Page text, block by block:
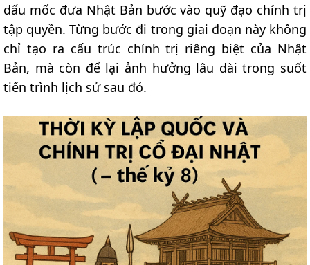
dấu mốc đưa Nhật Bản bước vào quỹ đạo chính trị
tập quyền. Từng bước đi trong giai đoạn này không
chỉ tạo ra cấu trúc chính trị riêng biệt của Nhật
Bản, mà còn để lại ảnh hưởng lâu dài trong suốt
tiến trình lịch sử sau đó.